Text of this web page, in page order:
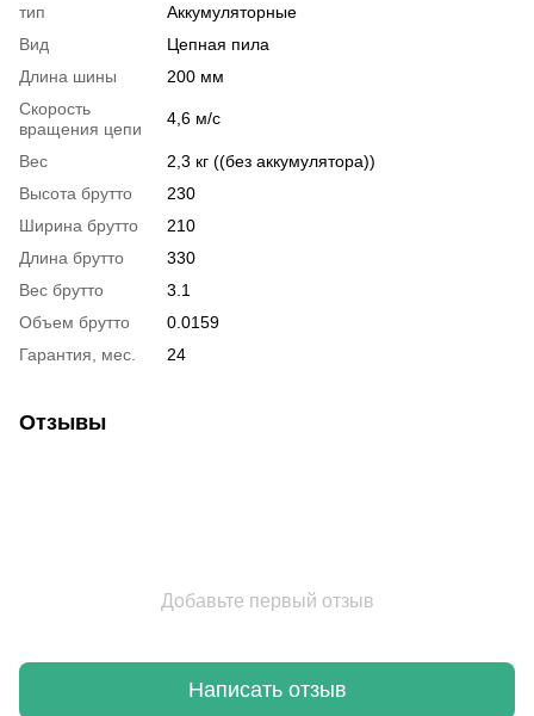
тип
Аккумуляторные
Вид
Цепная пила
Длина шины
200 мм
Скорость
вращения цепи
4,6 м/с
Вес
2,3 кг ((без аккумулятора))
Высота брутто
230
Ширина брутто
210
Длина брутто
330
Вес брутто
3.1
Объем брутто
0.0159
Гарантия, мес.
24
Отзывы
Добавьте первый отзыв
Написать отзыв